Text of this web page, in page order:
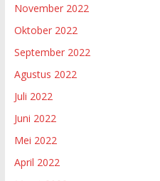
November 2022
Oktober 2022
September 2022
Agustus 2022
Juli 2022
Juni 2022
Mei 2022
April 2022